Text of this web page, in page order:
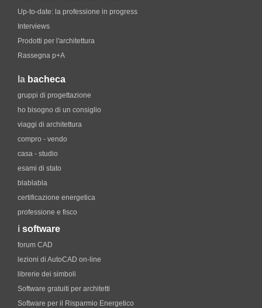
Up-to-date: la professione in progress
Interviews
Prodotti per l'architettura
Rassegna p+A
la bacheca
gruppi di progettazione
ho bisogno di un consiglio
viaggi di architettura
compro - vendo
casa - studio
esami di stato
blablabla
certificazione energetica
professione e fisco
i software
forum CAD
lezioni di AutoCAD on-line
librerie dei simboli
Software gratuiti per architetti
Software per il Risparmio Energetico